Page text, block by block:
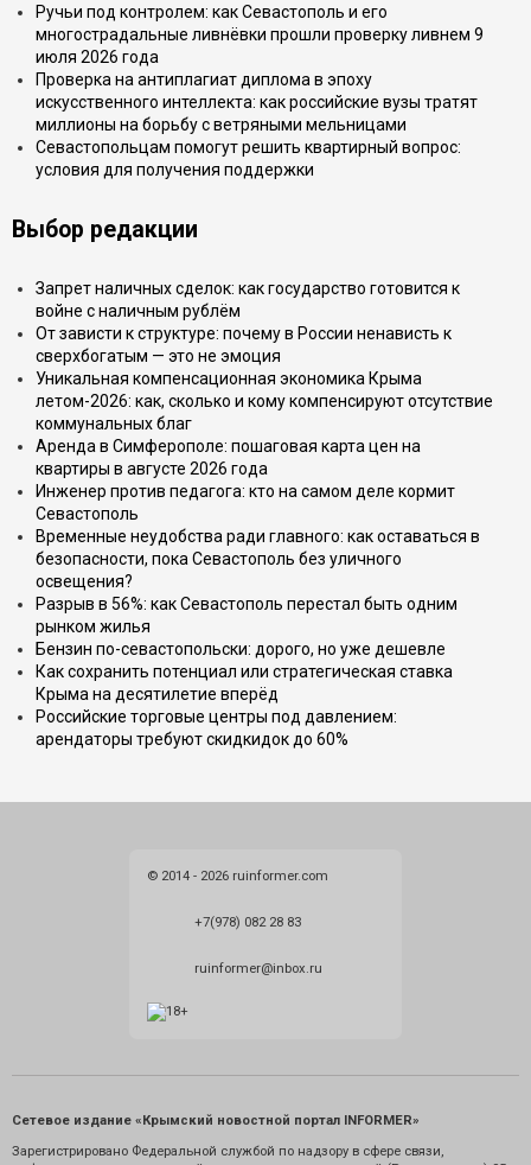
Ручьи под контролем: как Севастополь и его
многострадальные ливнёвки прошли проверку ливнем 9
июля 2026 года
Проверка на антиплагиат диплома в эпоху
искусственного интеллекта: как российские вузы тратят
миллионы на борьбу с ветряными мельницами
Севастопольцам помогут решить квартирный вопрос:
условия для получения поддержки
Выбор редакции
Запрет наличных сделок: как государство готовится к
войне с наличным рублём
От зависти к структуре: почему в России ненависть к
сверхбогатым — это не эмоция
Уникальная компенсационная экономика Крыма
летом-2026: как, сколько и кому компенсируют отсутствие
коммунальных благ
Аренда в Симферополе: пошаговая карта цен на
квартиры в августе 2026 года
Инженер против педагога: кто на самом деле кормит
Севастополь
Временные неудобства ради главного: как оставаться в
безопасности, пока Севастополь без уличного
освещения?
Разрыв в 56%: как Севастополь перестал быть одним
рынком жилья
Бензин по-севастопольски: дорого, но уже дешевле
Как сохранить потенциал или стратегическая ставка
Крыма на десятилетие вперёд
Российские торговые центры под давлением:
арендаторы требуют скидкидок до 60%
© 2014 - 2026 ruinformer.com
+7(978) 082 28 83
ruinformer@inbox.ru
Сетевое издание «Крымский новостной портал INFORMER»
Зарегистрировано Федеральной службой по надзору в сфере связи,